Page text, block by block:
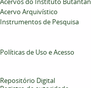
Acervo Arquivístico
Instrumentos de Pesquisa
Políticas de Uso e Acesso
Repositório Digital